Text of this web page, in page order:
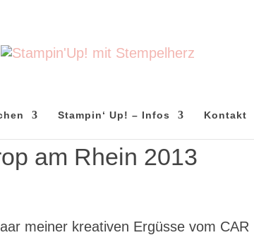
Stampin‘ Up! – Infos Kontakt
am Rhein 2013
meiner kreativen Ergüsse vom CAR